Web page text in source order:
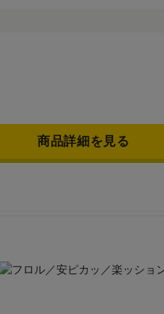
商品詳細を見る